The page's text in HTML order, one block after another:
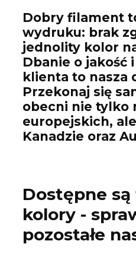
Dobry filament
wydruku: brak
jednolity kolor
Dbanie o jakość
klienta to nasza
Przekonaj się
obecni nie tylko
europejskich,
Kanadzie oraz
Dostępne
kolory -
pozostałe